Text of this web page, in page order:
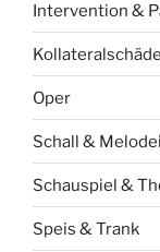
Intervention &
Oper
Schall & Melodei
Schauspiel &
Speis & Trank